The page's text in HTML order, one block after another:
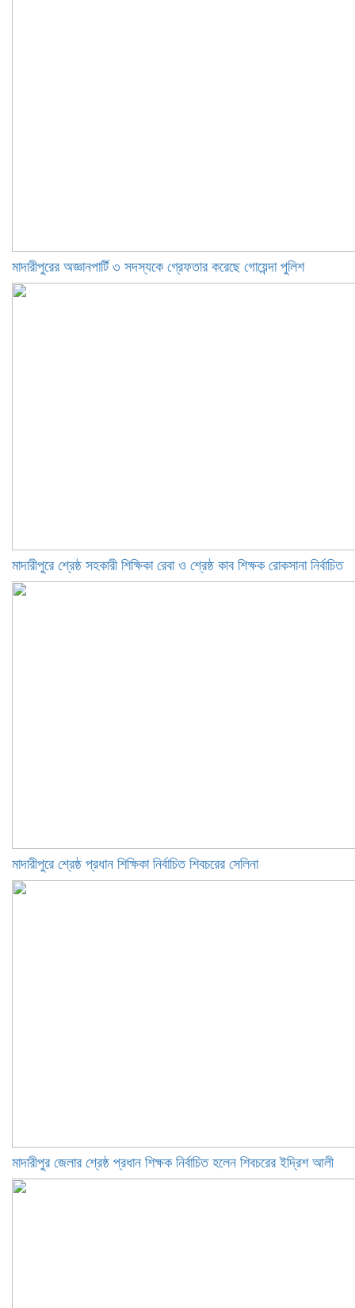
মাদারীপুরের অজ্ঞানপার্টি ৩ সদস্যকে গ্রেফতার করেছে গোয়েন্দা পুলিশ
মাদারীপুরে শ্রেষ্ঠ সহকারী শিক্ষিকা রেবা ও শ্রেষ্ঠ কাব শিক্ষক রোকসানা নির্বাচিত
মাদারীপুরে শ্রেষ্ঠ প্রধান শিক্ষিকা নির্বাচিত শিবচরের সেলিনা
মাদারীপুর জেলার শ্রেষ্ঠ প্রধান শিক্ষক নির্বাচিত হলেন শিবচরের ইদ্রিশ আলী